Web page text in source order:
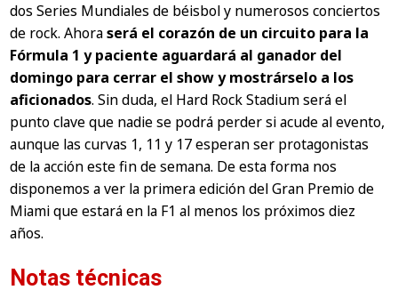
dos Series Mundiales de béisbol y numerosos conciertos
de rock. Ahoraserá el corazón de un circuito para la
Fórmula 1 y paciente aguardará al ganador del
domingo para cerrar el show y mostrárselo a los
aficionados. Sin duda, el Hard Rock Stadium será el
punto clave que nadie se podrá perder si acude al evento,
aunque las curvas 1, 11 y 17 esperan ser protagonistas
de la acción este fin de semana. De esta forma nos
disponemos a ver la primera edición del Gran Premio de
Miami que estará en la F1 al menos los próximos diez
años.
Notas técnicas